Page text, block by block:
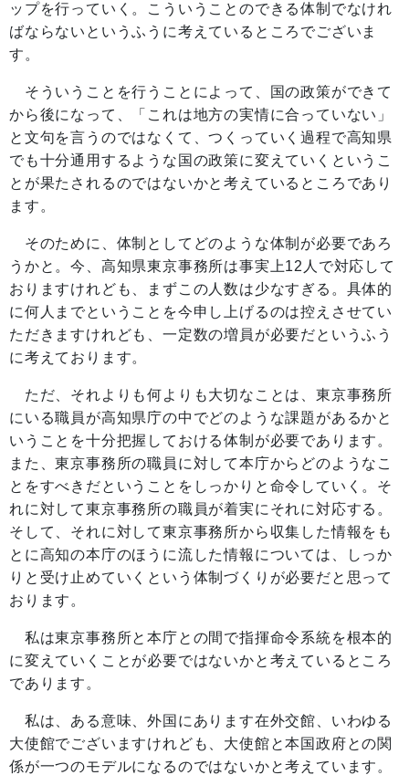
ップを行っていく。こういうことのできる体制でなけれ
ばならないというふうに考えているところでございま
す。
そういうことを行うことによって、国の政策ができて
から後になって、「これは地方の実情に合っていない」
と文句を言うのではなくて、つくっていく過程で高知県
でも十分通用するような国の政策に変えていくというこ
とが果たされるのではないかと考えているところであり
ます。
そのために、体制としてどのような体制が必要であろ
うかと。今、高知県東京事務所は事実上12人で対応して
おりますけれども、まずこの人数は少なすぎる。具体的
に何人までということを今申し上げるのは控えさせてい
ただきますけれども、一定数の増員が必要だというふう
に考えております。
ただ、それよりも何よりも大切なことは、東京事務所
にいる職員が高知県庁の中でどのような課題があるかと
いうことを十分把握しておける体制が必要であります。
また、東京事務所の職員に対して本庁からどのようなこ
とをすべきだということをしっかりと命令していく。そ
れに対して東京事務所の職員が着実にそれに対応する。
そして、それに対して東京事務所から収集した情報をも
とに高知の本庁のほうに流した情報については、しっか
りと受け止めていくという体制づくりが必要だと思って
おります。
私は東京事務所と本庁との間で指揮命令系統を根本的
に変えていくことが必要ではないかと考えているところ
であります。
私は、ある意味、外国にあります在外交館、いわゆる
大使館でございますけれども、大使館と本国政府との関
係が一つのモデルになるのではないかと考えています。